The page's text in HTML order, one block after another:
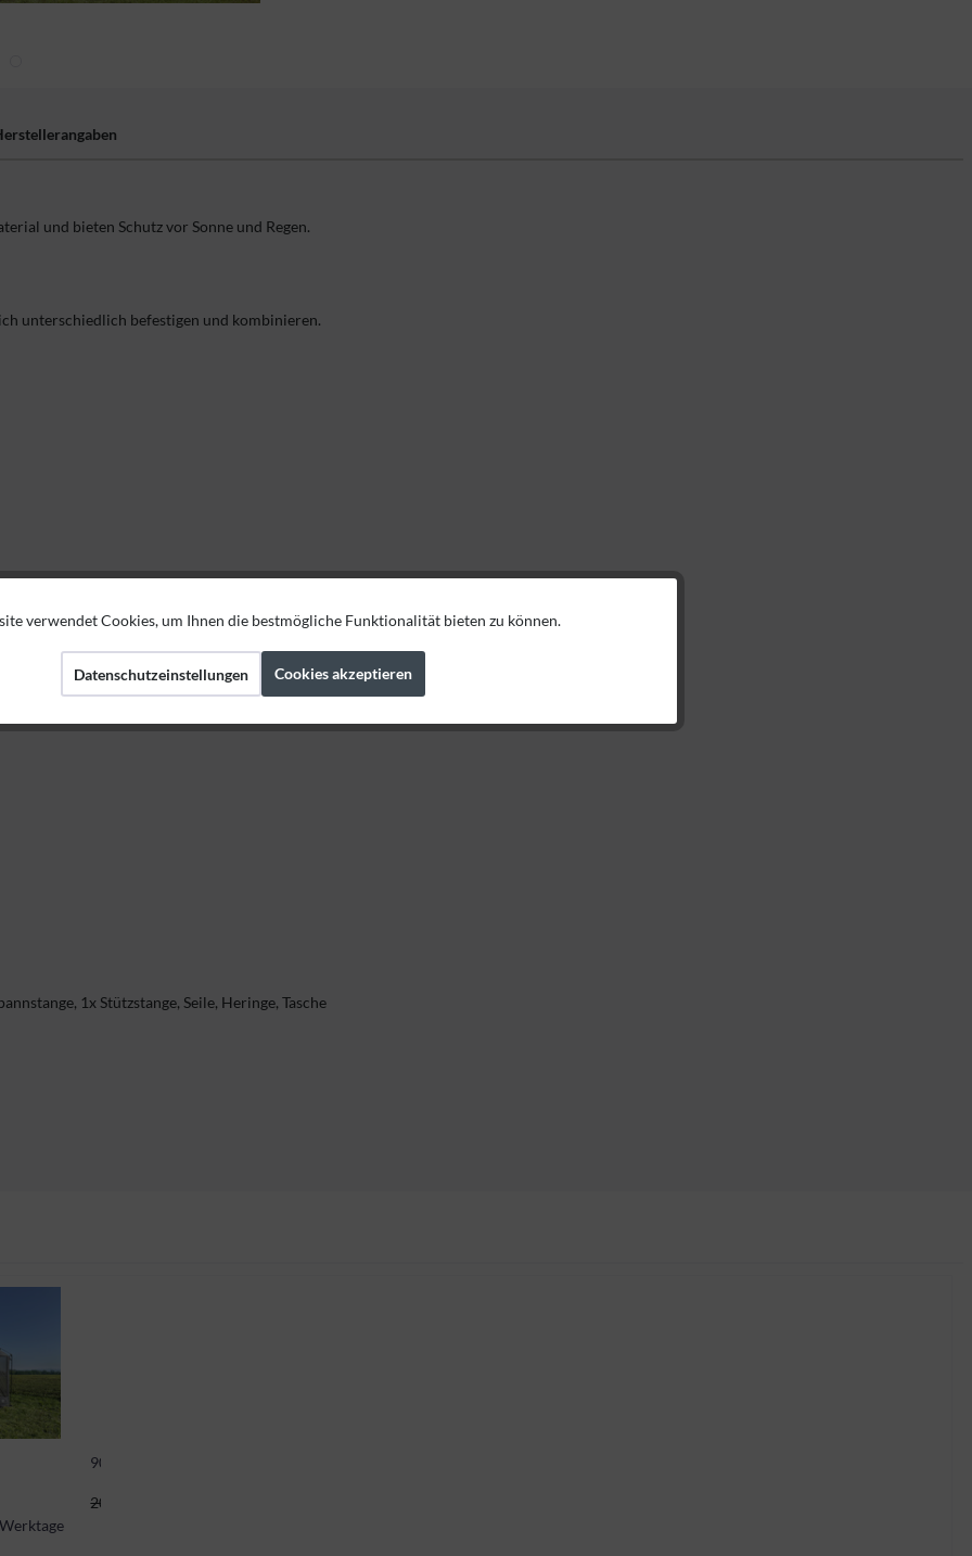
und bieten Schutz vor Sonne und Regen.
unterschiedlich befestigen und kombinieren.
1x Stützstange, Seile, Heringe, Tasche
905580
204,00 CHF *
Aktiv
verwendet Cookies, um Ihnen die bestmögliche Funktionalität bieten zu können.
Datenschutzeinstellungen Cookies akzeptieren